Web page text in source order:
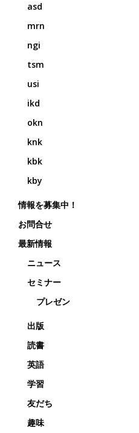
asd
mrn
ngi
tsm
usi
ikd
okn
knk
kbk
kby
情報を募集中！
お問合せ
最新情報
ニュース
セミナー
プレゼン
出版
読書
英語
学習
友だち
趣味